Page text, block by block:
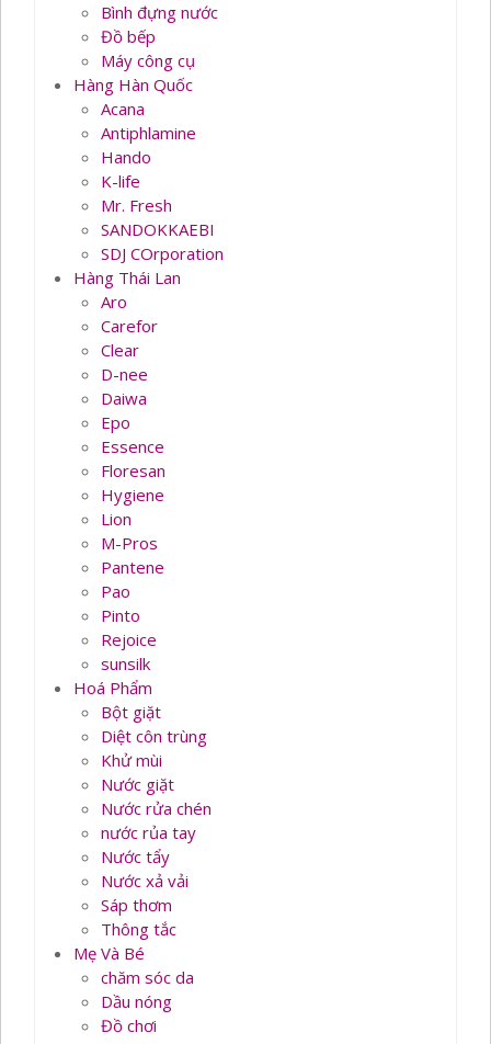
Bình đựng nước
Đồ bếp
Máy công cụ
Hàng Hàn Quốc
Acana
Antiphlamine
Hando
K-life
Mr. Fresh
SANDOKKAEBI
SDJ COrporation
Hàng Thái Lan
Aro
Carefor
Clear
D-nee
Daiwa
Epo
Essence
Floresan
Hygiene
Lion
M-Pros
Pantene
Pao
Pinto
Rejoice
sunsilk
Hoá Phẩm
Bột giặt
Diệt côn trùng
Khử mùi
Nước giặt
Nước rửa chén
nước rủa tay
Nước tẩy
Nước xả vải
Sáp thơm
Thông tắc
Mẹ Và Bé
chăm sóc da
Dầu nóng
Đồ chơi